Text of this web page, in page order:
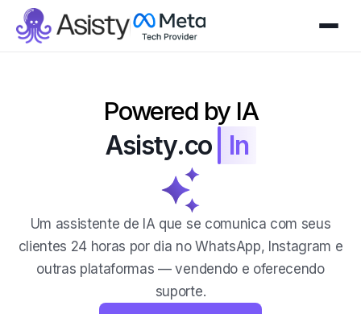
Powered by IA
Asisty.co Organiza
Um assistente de IA que se comunica com seus
clientes 24 horas por dia no WhatsApp, Instagram e
outras plataformas — vendendo e oferecendo
suporte.